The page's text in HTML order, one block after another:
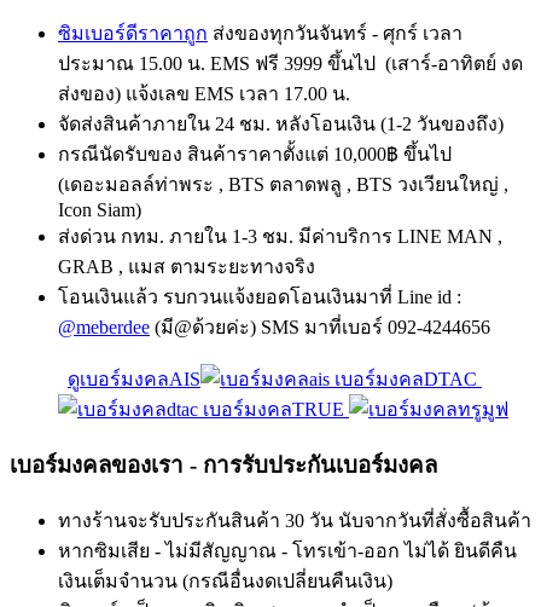
ซิมเบอร์ดีราคาถูก ส่งของทุกวันจันทร์ - ศุกร์ เวลา
ประมาณ 15.00 น. EMS ฟรี 3999 ขึ้นไป (เสาร์-อาทิตย์ งด
ส่งของ) แจ้งเลข EMS เวลา 17.00 น.
จัดส่งสินค้าภายใน 24 ชม. หลังโอนเงิน (1-2 วันของถึง)
กรณีนัดรับของ สินค้าราคาตั้งแต่ 10,000฿ ขึ้นไป
(เดอะมอลล์ท่าพระ , BTS ตลาดพลู , BTS วงเวียนใหญ่ ,
Icon Siam)
ส่งด่วน กทม. ภายใน 1-3 ชม. มีค่าบริการ LINE MAN ,
GRAB , แมส ตามระยะทางจริง
โอนเงินแล้ว รบกวนแจ้งยอดโอนเงินมาที่ Line id :
@meberdee (มี@ด้วยค่ะ) SMS มาที่เบอร์ 092-4244656
ดูเบอร์มงคลAIS
เบอร์มงคลDTAC
เบอร์มงคลTRUE
เบอร์มงคลของเรา - การรับประกันเบอร์มงคล
ทางร้านจะรับประกันสินค้า 30 วัน นับจากวันที่สั่งซื้อสินค้า
หากซิมเสีย - ไม่มีสัญญาณ - โทรเข้า-ออก ไม่ได้ ยินดีคืน
เงินเต็มจำนวน (กรณีอื่นงดเปลี่ยนคืนเงิน)